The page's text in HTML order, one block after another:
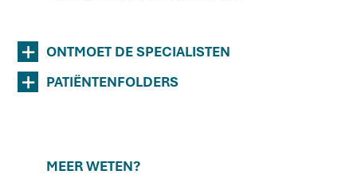
+ ONTMOET DE SPECIALISTEN
+ PATIËNTENFOLDERS
MEER WETEN?